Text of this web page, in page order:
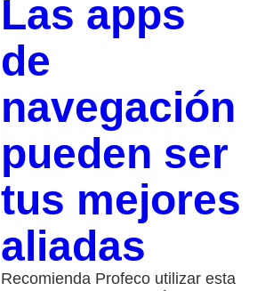
Las apps
de
navegación
pueden ser
tus mejores
aliadas
Recomienda Profeco utilizar esta